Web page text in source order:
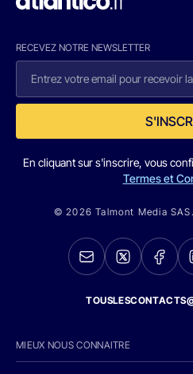
RECEVEZ NOTRE NEWSLETTER
En cliquant sur s'inscrire, vous
Termes et
© 2026 Talmont Media
MIEUX NOUS CONNAITRE